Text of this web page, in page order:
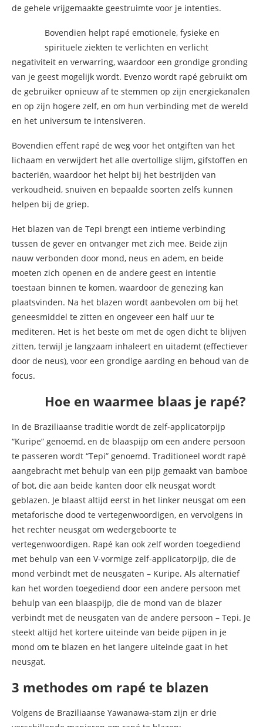
de gehele vrijgemaakte geestruimte voor je intenties.
Bovendien helpt rapé emotionele, fysieke en
spirituele ziekten te verlichten en verlicht
negativiteit en verwarring, waardoor een grondige gronding
van je geest mogelijk wordt. Evenzo wordt rapé gebruikt om
de gebruiker opnieuw af te stemmen op zijn energiekanalen
en op zijn hogere zelf, en om hun verbinding met de wereld
en het universum te intensiveren.
Bovendien effent rapé de weg voor het ontgiften van het
lichaam en verwijdert het alle overtollige slijm, gifstoffen en
bacteriën, waardoor het helpt bij het bestrijden van
verkoudheid, snuiven en bepaalde soorten zelfs kunnen
helpen bij de griep.
Het blazen van de Tepi brengt een intieme verbinding
tussen de gever en ontvanger met zich mee. Beide zijn
nauw verbonden door mond, neus en adem, en beide
moeten zich openen en de andere geest en intentie
toestaan ​​binnen te komen, waardoor de genezing kan
plaatsvinden. Na het blazen wordt aanbevolen om bij het
geneesmiddel te zitten en ongeveer een half uur te
mediteren. Het is het beste om met de ogen dicht te blijven
zitten, terwijl je langzaam inhaleert en uitademt (effectiever
door de neus), voor een grondige aarding en behoud van de
focus.
Hoe en waarmee blaas je rapé?
In de Braziliaanse traditie wordt de zelf-applicatorpijp
“Kuripe” genoemd, en de blaaspijp om een andere persoon
te passeren wordt “Tepi” genoemd. Traditioneel wordt rapé
aangebracht met behulp van een pijp gemaakt van bamboe
of bot, die aan beide kanten door elk neusgat wordt
geblazen. Je blaast altijd eerst in het linker neusgat om een
metaforische dood te vertegenwoordigen, en vervolgens in
het rechter neusgat om wedergeboorte te
vertegenwoordigen. Rapé kan ook zelf worden toegediend
met behulp van een V-vormige zelf-applicatorpijp, die de
mond verbindt met de neusgaten – Kuripe. Als alternatief
kan het worden toegediend door een andere persoon met
behulp van een blaaspijp, die de mond van de blazer
verbindt met de neusgaten van de andere persoon – Tepi. Je
steekt altijd het kortere uiteinde van beide pijpen in je
mond om te blazen en het langere uiteinde gaat in het
neusgat.
3 methodes om rapé te blazen
Volgens de Braziliaanse Yawanawa-stam zijn er drie